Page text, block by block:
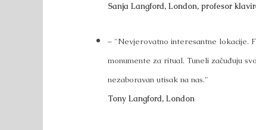
Sanja Langford, London, profesor
– "Nevjerovatno interesantne lokacije.
monumente za ritual. Tuneli začuđuju
nezaboravan utisak na nas."
Tony Langford, London